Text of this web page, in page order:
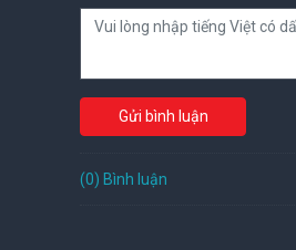
Gửi bình luận
(0) Bình luận